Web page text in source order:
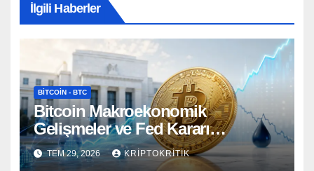
İlgili Haberler
BITCOIN - BTC
Bitcoin Makroekonomik
Gelişmeler ve Fed Kararı
Öncesinde Dalgalı Seyrediyor
TEM 29, 2026 KRIPTOKRITIK